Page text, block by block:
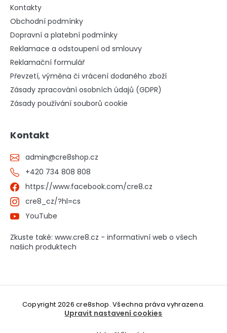
Kontakty
Obchodní podmínky
Dopravní a platební podmínky
Reklamace a odstoupení od smlouvy
Reklamační formulář
Převzetí, výměna či vrácení dodaného zboží
Zásady zpracování osobních údajů (GDPR)
Zásady používání souborů cookie
Kontakt
admin@cre8shop.cz
+420 734 808 808
https://www.facebook.com/cre8.cz
cre8_cz/?hl=cs
YouTube
Zkuste také: www.cre8.cz - informativní web o všech
našich produktech
Copyright 2026cre8shop. Všechna práva vyhrazena.
Upravit nastavení cookies